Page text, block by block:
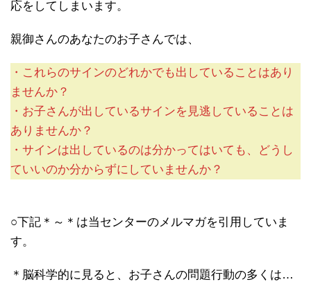
応をしてしまいます。
親御さんのあなたのお子さんでは、
・これらのサインのどれかでも出していることはあり
ませんか？
・お子さんが出しているサインを見逃していることは
ありませんか？
・サインは出しているのは分かってはいても、どうし
ていいのか分からずにしていませんか？
○下記＊～＊は当センターのメルマガを引用していま
す。
＊脳科学的に見ると、お子さんの問題行動の多くは…